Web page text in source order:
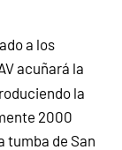
a los
acuñará la
la
2000
tumba de San